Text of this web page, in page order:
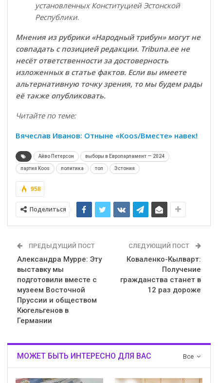
установленных Конституцией Эстонской
Республики.
Мнения из рубрики «Народный трибун» могут не
совпадать с позицией редакции. Tribuna.ee не
несёт ответственности за достоверность
изложенных в статье фактов. Если вы имеете
альтернативную точку зрения, то мы будем рады
её также опубликовать.
Читайте по теме:
Вячеслав Иванов: Отныне «Koos/Вместе» навек!
Айво Петерсон выборы в Европарламент — 2024
партия Koos политика топ Эстония
958
Поделиться
ПРЕДЫДУЩИЙ ПОСТ
Александра Мурре: Эту
выставку мы
подготовили вместе с
музеем Восточной
Пруссии и обществом
Кюгельгенов в
Германии
СЛЕДУЮЩИЙ ПОСТ
Коваленко-Кылварт:
Получение
гражданства станет в
12 раз дороже
Все
МОЖЕТ БЫТЬ ИНТЕРЕСНО ДЛЯ ВАС